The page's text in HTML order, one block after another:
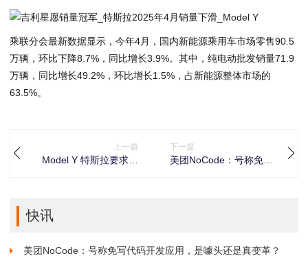
乘联分会最新数据显示，今年4月，国内新能源乘用车市场零售90.5
万辆，环比下降8.7%，同比增长3.9%。其中，纯电动批发销量71.9
万辆，同比增长49.2%，环比增长1.5%，占新能源整体市场的
63.5%。
上一篇
Model Y 特斯拉要求得
下一篇
美团NoCode：号称免写
快讯
美团NoCode：号称免写代码开发应用，是噱头还是真变革？